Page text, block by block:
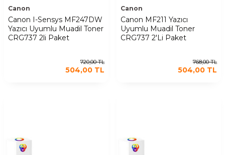
Canon
Canon I-Sensys MF247DW
Yazıcı Uyumlu Muadil Toner
CRG737 2li Paket
720,00TL
504,00 TL
Canon
Canon MF211 Yazıcı
Uyumlu Muadil Toner
CRG737 2'Li Paket
768,00TL
504,00 TL